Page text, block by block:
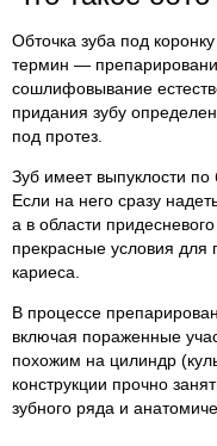
Обточка зуба под
термин —
сошлифовывание
придания зубу
под протез.
Зуб имеет выпуклости по
Если на него сразу
а в области
прекрасные условия для
кариеса.
В процессе
включая пораженные
похожим на цилиндр
конструкции прочно
зубного ряда и